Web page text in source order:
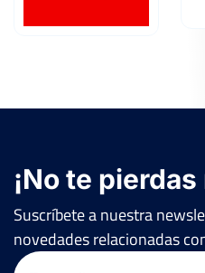
¡No te
Suscríbete a nuestra
novedades relacionadas
Email